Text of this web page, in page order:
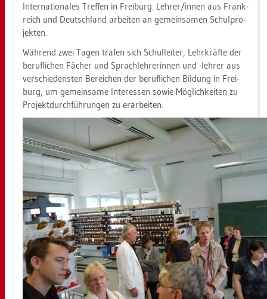
In­ter­na­tio­na­les Tref­fen in Frei­burg: Leh­rer/innen aus Frank­
reich und Deutsch­land ar­bei­ten an ge­mein­sa­men Schul­pro­
jek­ten.
Wäh­rend zwei Tagen tra­fen sich Schul­lei­ter, Lehr­kräf­te der
be­ruf­li­chen Fä­cher und Sprach­leh­re­rin­nen und -leh­rer aus
ver­schie­dens­ten Be­rei­chen der be­ruf­li­chen Bil­dung in Frei­
burg, um ge­mein­sa­me In­ter­es­sen sowie Mög­lich­kei­ten zu
Pro­jekt­durch­füh­run­gen zu er­ar­bei­ten.